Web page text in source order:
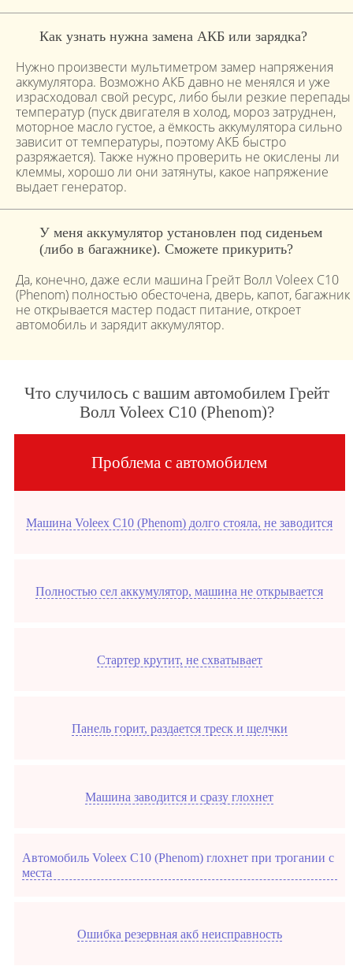
Как узнать нужна замена АКБ или зарядка?
Нужно произвести мультиметром замер напряжения
аккумулятора. Возможно АКБ давно не менялся и уже
израсходовал свой ресурс, либо были резкие перепады
температур (пуск двигателя в холод, мороз затруднен,
моторное масло густое, а ёмкость аккумулятора сильно
зависит от температуры, поэтому АКБ быстро
разряжается). Также нужно проверить не окислены ли
клеммы, хорошо ли они затянуты, какое напряжение
выдает генератор.
У меня аккумулятор установлен под сиденьем
(либо в багажнике). Сможете прикурить?
Да, конечно, даже если машина Грейт Волл Voleex C10
(Phenom) полностью обесточена, дверь, капот, багажник
не открывается мастер подаст питание, откроет
автомобиль и зарядит аккумулятор.
Что случилось с вашим автомобилем Грейт
Волл Voleex C10 (Phenom)?
Проблема с автомобилем
Машина Voleex C10 (Phenom) долго стояла, не заводится
Полностью сел аккумулятор, машина не открывается
Стартер крутит, не схватывает
Панель горит, раздается треск и щелчки
Машина заводится и сразу глохнет
Автомобиль Voleex C10 (Phenom) глохнет при трогании с
места
Ошибка резервная акб неисправность